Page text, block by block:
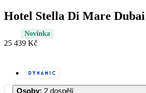
Hotel Stella Di Mare
Novinka
25 439 Kč
Osoby: 2 dospělí